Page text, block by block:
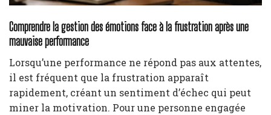
Comprendre la gestion des émotions face à la frustration après une
mauvaise performance
Lorsqu’une performance ne répond pas aux attentes,
il est fréquent que la frustration apparaît
rapidement, créant un sentiment d’échec qui peut
miner la motivation. Pour une personne engagée